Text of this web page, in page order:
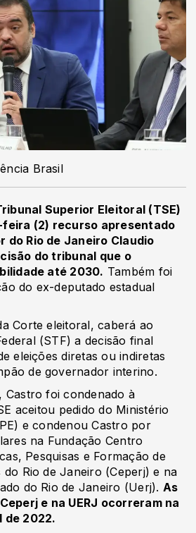
Brasil
Superior Eleitoral (TSE)
(2) recurso apresentado
do Rio de Janeiro Claudio
do tribunal que o
até 2030. Também foi
do ex-deputado estadual
Corte eleitoral, caberá ao
(STF) a decisão final
eleições diretas ou indiretas
de governador interino.
Castro foi condenado à
aceitou pedido do Ministério
e condenou Castro por
na Fundação Centro
Pesquisas e Formação de
Rio de Janeiro (Ceperj) e na
do Rio de Janeiro (Uerj). As
e na UERJ ocorreram na
de 2022.